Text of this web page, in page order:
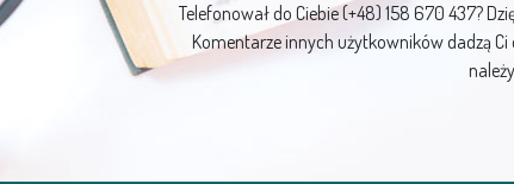
Telefonował do Ciebie(+48) 158 670 437?
Komentarze innych użytkowników dadzą